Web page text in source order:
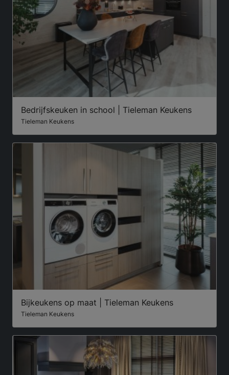
Bedrijfskeuken in school | Tieleman Keukens
Tieleman Keukens
Bijkeukens op maat | Tieleman Keukens
Tieleman Keukens